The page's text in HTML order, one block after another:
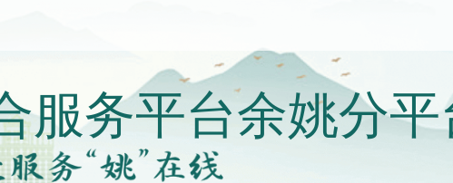
服务平台余姚分平